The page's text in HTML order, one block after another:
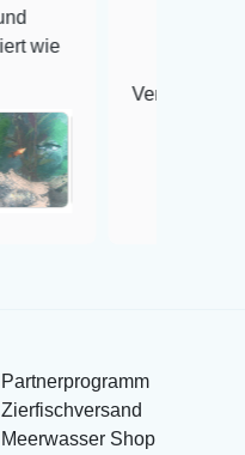
Veröffentlicht auf Google
Partnerprogramm
Zierfischversand
Meerwasser Shop